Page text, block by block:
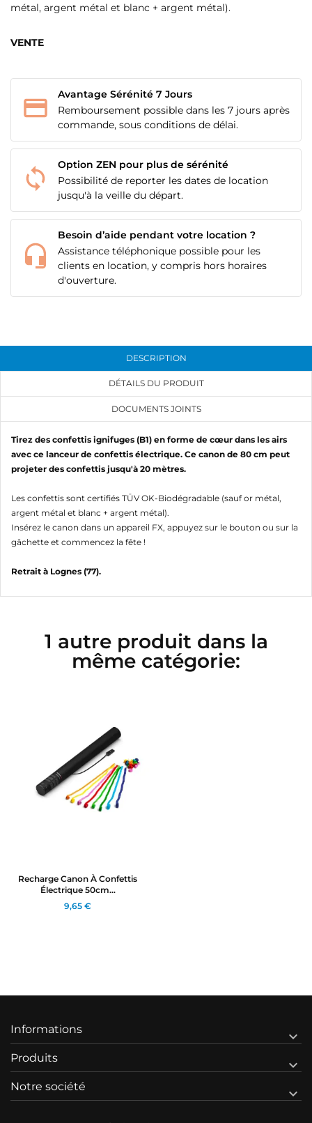
métal, argent métal et blanc + argent métal).
VENTE
Avantage Sérénité 7 Jours
Remboursement possible dans les 7 jours après
commande, sous conditions de délai.
Option ZEN pour plus de sérénité
Possibilité de reporter les dates de location
jusqu'à la veille du départ.
Besoin d’aide pendant votre location ?
Assistance téléphonique possible pour les
clients en location, y compris hors horaires
d'ouverture.
DESCRIPTION
DÉTAILS DU PRODUIT
DOCUMENTS JOINTS
Tirez des confettis ignifuges (B1) en forme de cœur dans les airs
avec ce lanceur de confettis électrique. Ce canon de 80 cm peut
projeter des confettis jusqu'à 20 mètres.
Les confettis sont certifiés TÜV OK-Biodégradable (sauf or métal,
argent métal et blanc + argent métal).
Insérez le canon dans un appareil FX, appuyez sur le bouton ou sur la
gâchette et commencez la fête !
Retrait à Lognes (77).
1 autre produit dans la
même catégorie:
Recharge Canon À Confettis
Électrique 50cm...
9,65 €
Informations 
Produits 
Notre société 
MES LISTES
add_circle_outline
NOM DE LA LISTE D'ENVIES
Annuler Créer une liste d'envies
Vous devez être connecté pour ajouter des produits
à votre liste d'envies.
Annuler Connexion